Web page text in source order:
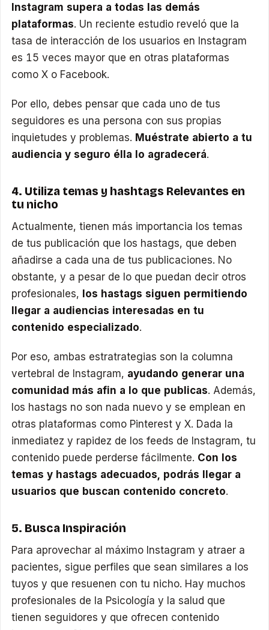
Instagram supera a todas las demás
plataformas. Un reciente estudio reveló que la
tasa de interacción de los usuarios en Instagram
es 15 veces mayor que en otras plataformas
como X o Facebook.
Por ello, debes pensar que cada uno de tus
seguidores es una persona con sus propias
inquietudes y problemas. Muéstrate abierto a tu
audiencia y seguro élla lo agradecerá.
4. Utiliza temas y hashtags Relevantes en
tu nicho
Actualmente, tienen más importancia los temas
de tus publicación que los hastags, que deben
añadirse a cada una de tus publicaciones. No
obstante, y a pesar de lo que puedan decir otros
profesionales, los hastags siguen permitiendo
llegar a audiencias interesadas en tu
contenido especializado.
Por eso, ambas estratrategias son la columna
vertebral de Instagram, ayudando generar una
comunidad más afin a lo que publicas. Además,
los hastags no son nada nuevo y se emplean en
otras plataformas como Pinterest y X. Dada la
inmediatez y rapidez de los feeds de Instagram, tu
contenido puede perderse fácilmente. Con los
temas y hastags adecuados, podrás llegar a
usuarios que buscan contenido concreto.
5. Busca Inspiración
Para aprovechar al máximo Instagram y atraer a
pacientes, sigue perfiles que sean similares a los
tuyos y que resuenen con tu nicho. Hay muchos
profesionales de la Psicología y la salud que
tienen seguidores y que ofrecen contenido